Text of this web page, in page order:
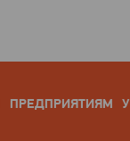
ПРЕДПРИЯТИЯМ